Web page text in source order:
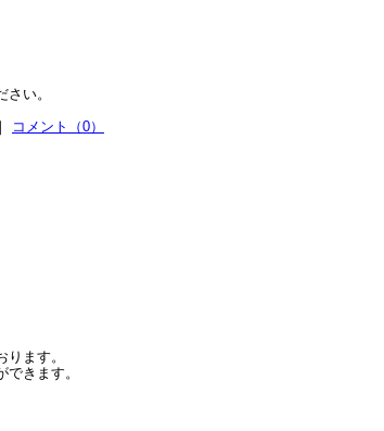
い。
｜
コメント（0）
ます。
きます。